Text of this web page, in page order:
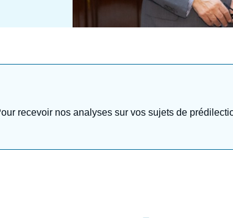
recevoir nos analyses sur vos sujets de